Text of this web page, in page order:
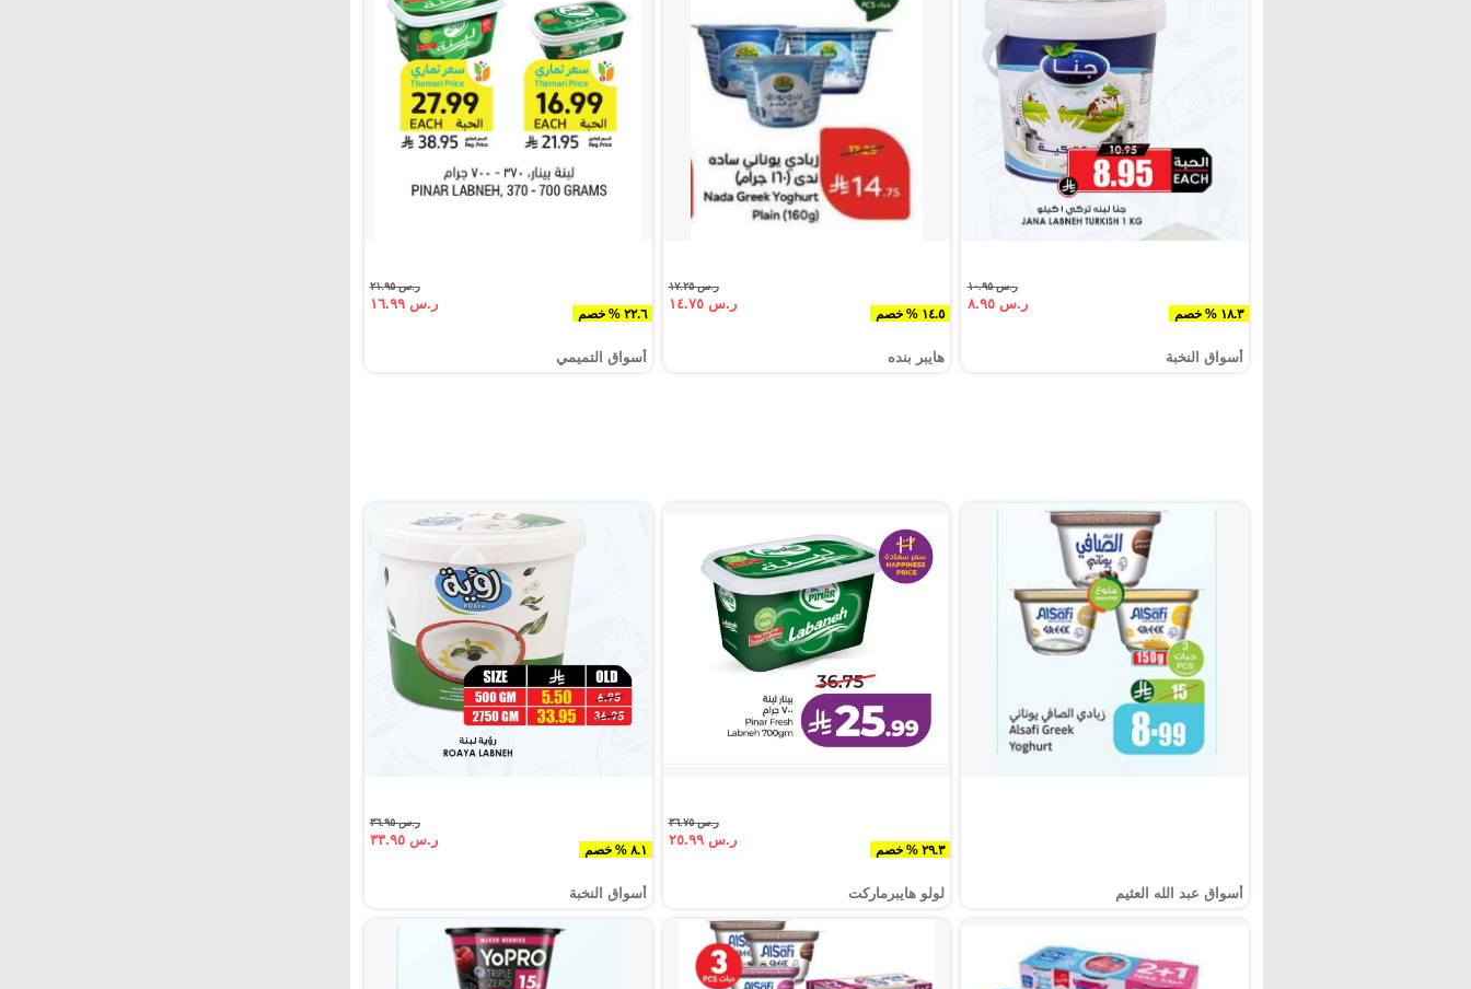
١٨.٣ % خصم
ر.س ١٠.٩٥
ر.س ٨.٩٥
أسواق النخبة
١٤.٥ % خصم
ر.س ١٧.٢٥
ر.س ١٤.٧٥
هايبر بنده
٢٢.٦ % خصم
ر.س ٢١.٩٥
ر.س ١٦.٩٩
أسواق التميمي
أسواق عبد الله العثيم
٢٩.٣ % خصم
ر.س ٣٦.٧٥
ر.س ٢٥.٩٩
لولو هايبرماركت
٨.١ % خصم
ر.س ٣٦.٩٥
ر.س ٣٣.٩٥
أسواق النخبة